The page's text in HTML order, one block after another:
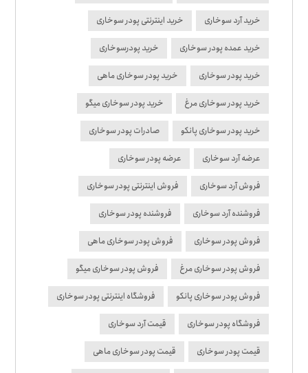
خرید آرد سوخاری خرید اینترنتی پودر سوخاری
خرید عمده پودر سوخاری خرید پودرسوخاری
خرید پودر سوخاری خرید پودر سوخاری ماهی
خرید پودر سوخاری مرغ خرید پودر سوخاری میگو
خرید پودر سوخاری پانکو صادرات پودر سوخاری
عرضه آرد سوخاری عرضه پودر سوخاری
فروش آرد سوخاری فروش اینترنتی پودر سوخاری
فروشنده آرد سوخاری فروشنده پودر سوخاری
فروش پودر سوخاری فروش پودر سوخاری ماهی
فروش پودر سوخاری مرغ فروش پودر سوخاری میگو
فروش پودر سوخاری پانکو فروشگاه اینترنتی پودر سوخاری
فروشگاه پودر سوخاری قیمت آرد سوخاری
قیمت پودر سوخاری قیمت پودر سوخاری ماهی